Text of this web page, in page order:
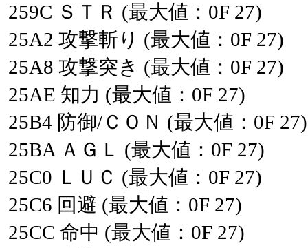
259C ＳＴＲ (最大値：0F 27)
25A2 攻撃斬り (最大値：0F 27)
25A8 攻撃突き (最大値：0F 27)
25AE 知力 (最大値：0F 27)
25B4 防御/ＣＯＮ (最大値：0F 27)
25BA ＡＧＬ (最大値：0F 27)
25C0 ＬＵＣ (最大値：0F 27)
25C6 回避 (最大値：0F 27)
25CC 命中 (最大値：0F 27)